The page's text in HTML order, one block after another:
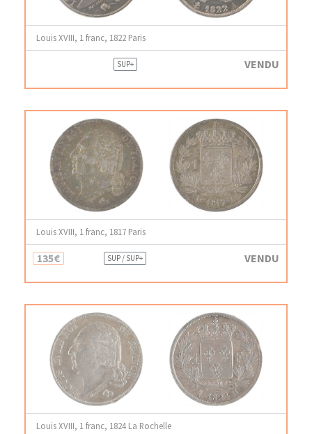
Louis XVIII, 1 franc, 1822 Paris
SUP+ VENDU
Louis XVIII, 1 franc, 1817 Paris
135€ SUP / SUP+ VENDU
Louis XVIII, 1 franc, 1824 La Rochelle